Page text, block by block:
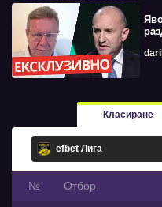
Класиране
№ Oтбор